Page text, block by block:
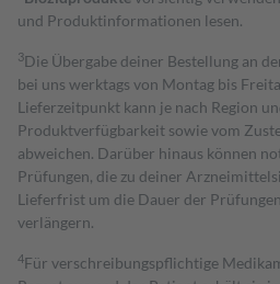
und Produktinformationen lesen.
3Die Übergabe deiner Bestellung an
bei uns werktags von Montag bis
Lieferzeitpunkt kann je nach Region
Produktverfügbarkeit sowie vom
abweichen. Darüber hinaus können
Prüfungen, die zu deiner
Lieferfrist um die Dauer der
verlängern.
4Für verschreibungspflichtige